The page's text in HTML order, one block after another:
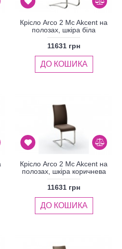
Крісло Arco 2 Mc Akcent на
полозах, шкіра біла
11631 грн
ДО КОШИКА
Крісло Arco 2 Mc Akcent на
полозах, шкіра коричнева
11631 грн
ДО КОШИКА